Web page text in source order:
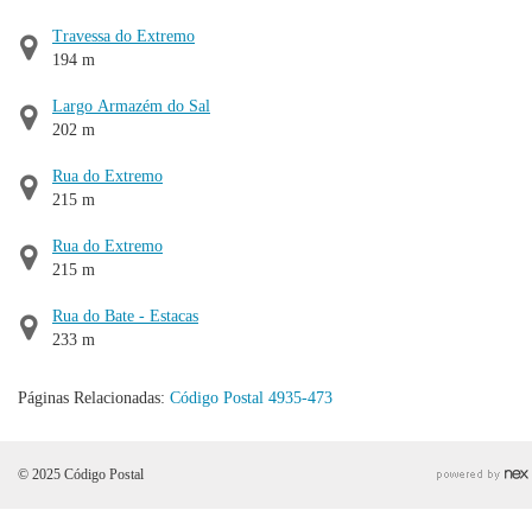
Travessa do Extremo
194 m
Largo Armazém do Sal
202 m
Rua do Extremo
215 m
Rua do Extremo
215 m
Rua do Bate - Estacas
233 m
Páginas Relacionadas: Código Postal 4935-473
© 2025 Código Postal